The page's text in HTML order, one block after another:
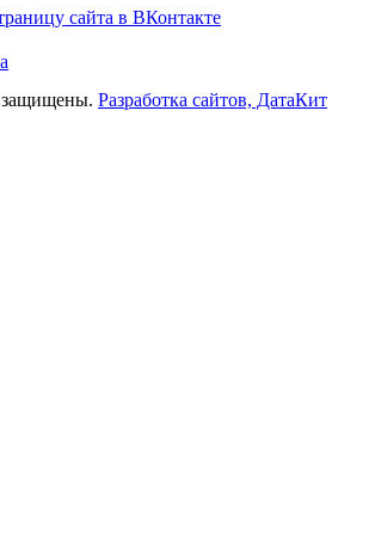
сайта в ВКонтакте
защищены. Разработка сайтов, ДатаКит